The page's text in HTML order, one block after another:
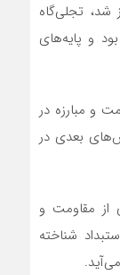
شد، تجلی‌گاه
و پایه‌های
و مبارزه در
بعدی در
از مقاومت و
شناخته